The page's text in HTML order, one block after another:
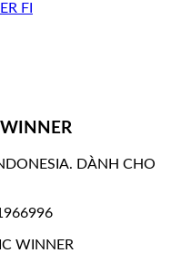
FI
DÀNH CHO